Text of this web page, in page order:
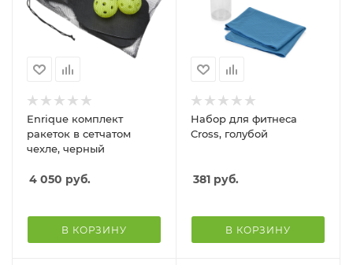
Enrique комплект
ракеток в сетчатом
чехле, черный
4 050 руб.
В КОРЗИНУ
Набор для фитнеса
Cross, голубой
381 руб.
В КОРЗИНУ